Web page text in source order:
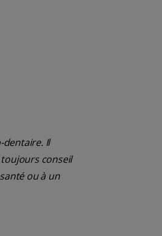
dentaire. Il
conseil
ou à un